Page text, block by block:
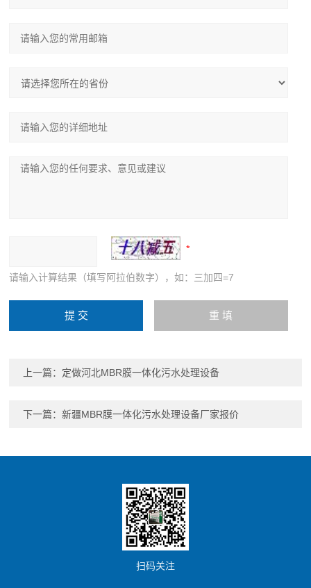
请输入计算结果（填写阿拉伯数字），如：三加四=7
上一篇： 定做河北MBR膜一体化污水处理设备
下一篇：新疆MBR膜一体化污水处理设备厂家报价
扫码关注